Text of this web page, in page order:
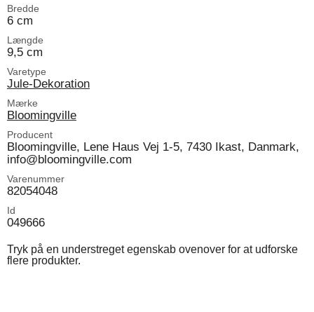
Bredde
6 cm
Længde
9,5 cm
Varetype
Jule-Dekoration
Mærke
Bloomingville
Producent
Bloomingville, Lene Haus Vej 1-5, 7430 Ikast, Danmark,
info@bloomingville.com
Varenummer
82054048
Id
049666
Tryk på en understreget egenskab ovenover for at udforske
flere produkter.